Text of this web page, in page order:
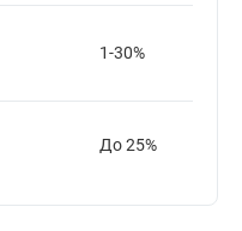
1-30%
До 25%